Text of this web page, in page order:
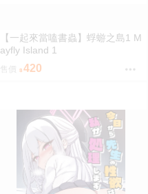
【一起來當嗑書蟲】蜉蝣之島1 M
ayfly Island 1
售價 420